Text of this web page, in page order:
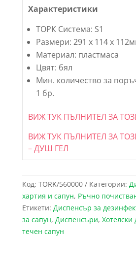
Характеристики
ТОРК Система: S1
Размери: 291 x 114 x
Материал: пластмаса
Цвят: бял
Мин. количество за
1 бр.
ВИЖ ТУК ПЪЛНИТЕЛ ЗА
ВИЖ ТУК ПЪЛНИТЕЛ ЗА
– ДУШ ГЕЛ
Код: TORK/560000 Категории:
хартия и сапун, Ръчно
Етикети: Диспенсър за
за сапун, Диспенсъри, Хотелски
течен сапун